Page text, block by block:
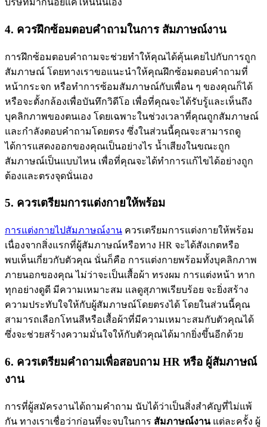
บริษัทมากน้อยแค่ไหนนั่นเอง
4. ควรฝึกซ้อมตอบคำถามในการ สัมภาษณ์งาน
การฝึกซ้อมตอบคำถามจะช่วยทำให้คุณได้คุ้นเคยไปกับการถูก
สัมภาษณ์ โดยทางเราขอแนะนำให้คุณฝึกซ้อมตอบคำถามที่
หน้ากระจก หรือทำการซ้อมสัมภาษณ์กับเพื่อน ๆ ของคุณก็ได้
หรือจะตั้งกล้องเพื่อบันทึกวิดีโอ เพื่อที่คุณจะได้รับรู้และเห็นถึง
บุคลิกภาพของตนเอง โดยเฉพาะในช่วงเวลาที่คุณถูกสัมภาษณ์
และกำลังตอบคำถามโดยตรง ซึ่งในส่วนนี้คุณจะสามารถดู
ได้การแสดงออกของคุณเป็นอย่างไร น้ำเสียงในขณะถูก
สัมภาษณ์เป็นแบบไหน เพื่อที่คุณจะได้ทำการแก้ไขได้อย่างถูก
ต้องและตรงจุดนั่นเอง
5. ควรเตรียมการแต่งกายให้พร้อม
การแต่งกายไปสัมภาษณ์งาน ควรเตรียมการแต่งกายให้พร้อม
เนื่องจากสิ่งแรกที่ผู้สัมภาษณ์หรือทาง HR จะได้สังเกตหรือ
พบเห็นเกี่ยวกับตัวคุณ นั่นก็คือ การแต่งกายพร้อมทั้งบุคลิกภาพ
ภายนอกของคุณ ไม่ว่าจะเป็นเสื้อผ้า ทรงผม การแต่งหน้า หาก
ทุกอย่างดูดี มีความเหมาะสม แลดูสุภาพเรียบร้อย จะยิ่งสร้าง
ความประทับใจให้กับผู้สัมภาษณ์โดยตรงได้ โดยในส่วนนี้คุณ
สามารถเลือกโทนสีหรือเสื้อผ้าที่มีความเหมาะสมกับตัวคุณได้
ซึ่งจะช่วยสร้างความมั่นใจให้กับตัวคุณได้มากยิ่งขึ้นอีกด้วย
6. ควรเตรียมคำถามเพื่อสอบถาม HR หรือ ผู้สัมภาษณ์
งาน
การที่ผู้สมัครงานได้ถามคำถาม นับได้ว่าเป็นสิ่งสำคัญที่ไม่แพ้
กัน ทางเราเชื่อว่าก่อนที่จะจบในการ สัมภาษณ์งานแต่ละครั้ง ผู้